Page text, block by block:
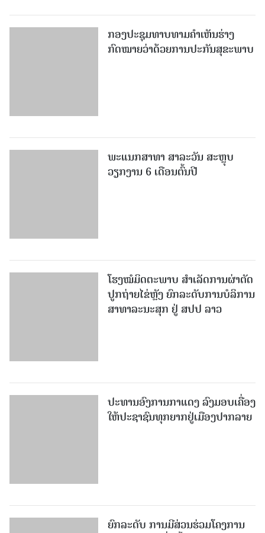
ກອງປະຊຸມທາບທາມຄໍາເຫັນຮ່າງ
ກົດໝາຍວ່າດ້ວຍການປະກັນສຸຂະພາບ
ວຽກງານ 6 ເດືອນຕົ້ນປີ
ປູກຖ່າຍໄຂ່ຫຼັງ ຍົກລະດັບການບໍລິການ
ສາທາລະນະສຸກ ຢູ່ ສປປ ລາວ
ໃຫ້ປະຊາຊົນທຸກຍາກຢູ່ເມືອງປາກລາຍ
ຫຼຸດຜ່ອນການສົ່ງເຊື້ອພະຍາດໄຂ້ຍຸງ
ລາຍ